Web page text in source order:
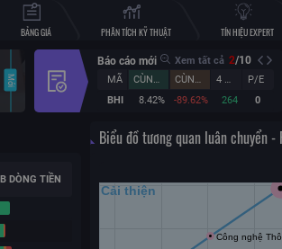
BẢNG GIÁ PHÂN TÍCH KỸ THUẬT TÍN HIỆU EXPERT
Báo cáo mới Xem tất cả 2/10
MÃ CÙNG KỲ (%) CÙNG KỲ (%) 4 QUÝ
P/E
BHI
8.42% -89.62% 264 0
DÒNG TIỀN
Biểu đồ tương quan luân chuyển -
bạn vì những đóng góp tích
qua. Theo nội dung chương
đãi” các hội viên Vàng, Bạc sẽ